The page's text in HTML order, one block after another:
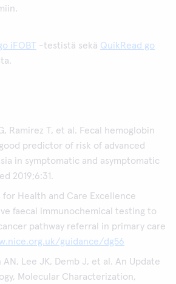
iFOBT -testistä sekä QuikRead go
Ramirez T, et al. Fecal hemoglobin
predictor of risk of advanced
in symptomatic and asymptomatic
2019;6:31.
Health and Care Excellence
faecal immunochemical testing to
pathway referral in primary care
guidance/dg56
Lee JK, Demb J, et al. An Update
Molecular Characterization,